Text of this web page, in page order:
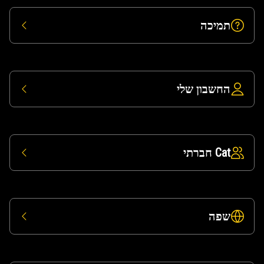
תמיכה
החשבון שלי
Cat חברתי
שפה